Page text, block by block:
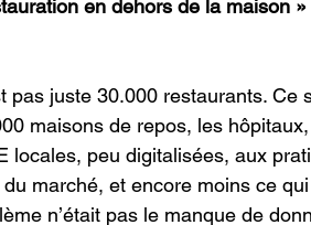
en dehors de la maison
pas juste 30.000 restaurants.
maisons de repos, les
locales, peu digitalisées, aux
marché, et encore moins ce
n’était pas le manque de